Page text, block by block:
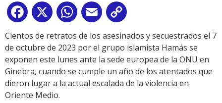
Facebook
X WhatsApp
Email
Link
Cientos de retratos de los asesinados y secuestrados el 7
de octubre de 2023 por el grupo islamista Hamás se
exponen este lunes ante la sede europea de la ONU en
Ginebra, cuando se cumple un año de los atentados que
dieron lugar a la actual escalada de la violencia en
Oriente Medio.